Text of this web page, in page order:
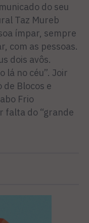
do seu
Taz Mureb
ímpar, sempre
com as pessoas.
dois avôs.
lá no céu”. Joir
de Blocos e
Frio
falta do “grande